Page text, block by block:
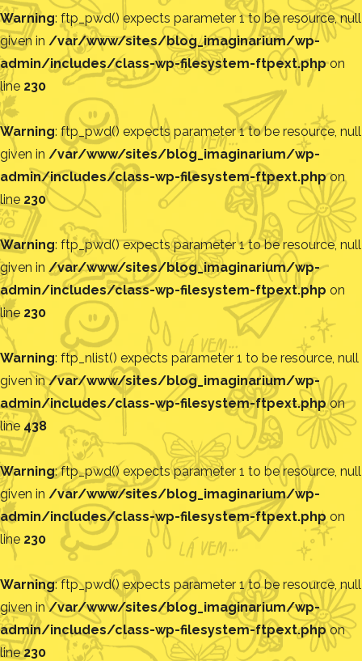
Warning: ftp_pwd() expects parameter 1 to be resource, null
given in /var/www/sites/blog_imaginarium/wp-
admin/includes/class-wp-filesystem-ftpext.phpon
line 230
Warning: ftp_pwd() expects parameter 1 to be resource, null
given in /var/www/sites/blog_imaginarium/wp-
admin/includes/class-wp-filesystem-ftpext.phpon
line 230
Warning: ftp_pwd() expects parameter 1 to be resource, null
given in /var/www/sites/blog_imaginarium/wp-
admin/includes/class-wp-filesystem-ftpext.php on
line 230
Warning: ftp_nlist() expects parameter 1 to be resource, null
given in/var/www/sites/blog_imaginarium/wp-
admin/includes/class-wp-filesystem-ftpext.phpon
line 438
Warning: ftp_pwd() expects parameter 1 to be resource, null
given in /var/www/sites/blog_imaginarium/wp-
admin/includes/class-wp-filesystem-ftpext.php on
line 230
Warning: ftp_pwd() expects parameter 1 to be resource, null
given in/var/www/sites/blog_imaginarium/wp-
admin/includes/class-wp-filesystem-ftpext.phpon
line230